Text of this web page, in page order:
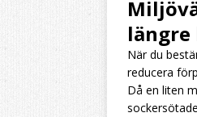
När du
reducera
Då en liten